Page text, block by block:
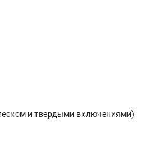
и твердыми включениями)